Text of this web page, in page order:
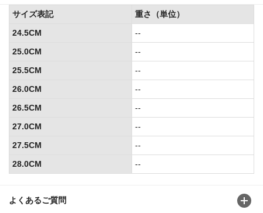
よくあるご質問
サイズ表記
重さ（単位）
24.5CM
--
25.0CM
--
25.5CM
--
26.0CM
--
26.5CM
--
27.0CM
--
27.5CM
--
28.0CM
--